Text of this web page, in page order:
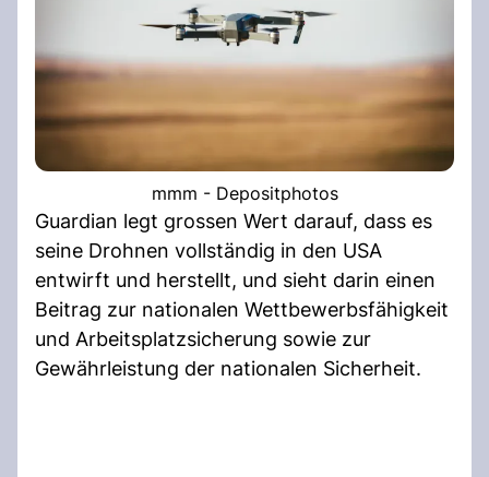
mmm - Depositphotos
Guardian legt grossen Wert darauf, dass es
seine Drohnen vollständig in den USA
entwirft und herstellt, und sieht darin einen
Beitrag zur nationalen Wettbewerbsfähigkeit
und Arbeitsplatzsicherung sowie zur
Gewährleistung der nationalen Sicherheit.